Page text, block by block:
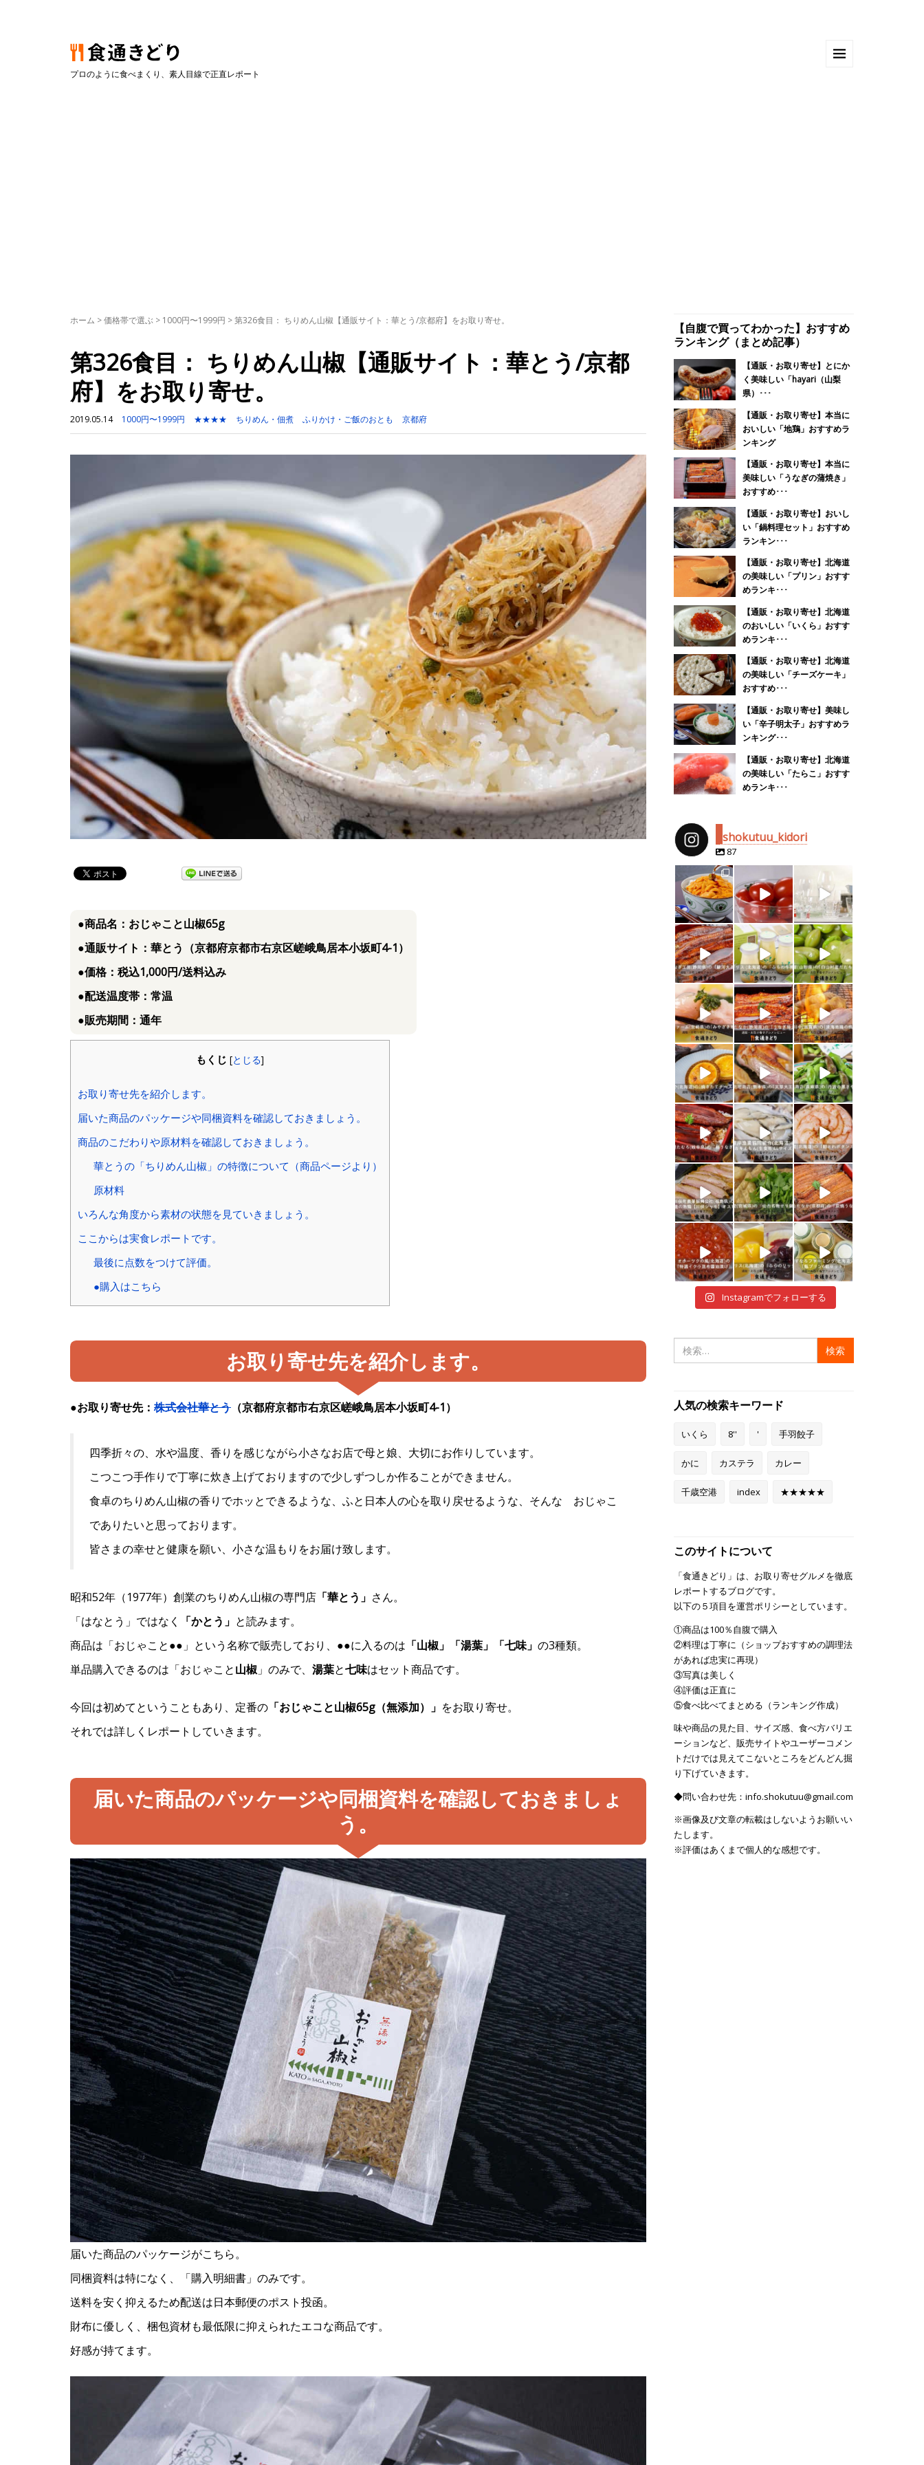
プロのように食べまくり、素人目線で正直レポート
ホーム >価格帯で選ぶ > 1000円〜1999円 >第326食目： ちりめん山椒【通販サイト：華とう/京都府】をお取り寄せ。
第326食目： ちりめん山椒【通販サイト：華とう/京都
府】をお取り寄せ。
2019.05.14 1000円〜1999円 ★★★★ ちりめん・佃煮 ふりかけ・ご飯のおとも 京都府
●商品名：おじゃこと山椒65g
●通販サイト：華とう（京都府京都市右京区嵯峨鳥居本小坂町4-1）
●価格：税込1,000円/送料込み
●配送温度帯：常温
●販売期間：通年
もくじ [とじる]
お取り寄せ先を紹介します。
届いた商品のパッケージや同梱資料を確認しておきましょう。
商品のこだわりや原材料を確認しておきましょう。
華とうの「ちりめん山椒」の特徴について（商品ページより）
原材料
いろんな角度から素材の状態を見ていきましょう。
ここからは実食レポートです。
最後に点数をつけて評価。
●購入はこちら
お取り寄せ先を紹介します。
●お取り寄せ先： 株式会社華とう （京都府京都市右京区嵯峨鳥居本小坂町4-1）
四季折々の、水や温度、香りを感じながら小さなお店で母と娘、大切にお作りしています。
こつこつ手作りで丁寧に炊き上げておりますので少しずつしか作ることができません。
食卓のちりめん山椒の香りでホッとできるような、ふと日本人の心を取り戻せるような、そんな おじゃこ
でありたいと思っております。
皆さまの幸せと健康を願い、小さな温もりをお届け致します。
昭和52年（1977年）創業のちりめん山椒の専門店 「華とう」 さん。
「はなとう」ではなく
「かとう」 と読みます。
商品は「おじゃこと●●」という名称で販売しており、●●に入るのは 「山椒」「湯葉」「七味」 の3種類。
単品購入できるのは「おじゃこと山椒 」のみで、 湯葉と七味はセット商品です。
今回は初めてということもあり、定番の 「おじゃこと山椒65g（無添加）」 をお取り寄せ。
それでは詳しくレポートしていきます。
届いた商品のパッケージや同梱資料を確認しておきましょ
う。
届いた商品のパッケージがこちら。
同梱資料は特になく、「購入明細書」のみです。
送料を安く抑えるため配送は日本郵便のポスト投函。
財布に優しく、梱包資材も最低限に抑えられたエコな商品です。
好感が持てます。
【自腹で買ってわかった】おすすめ
ランキング（まとめ記事）
【通販・お取り寄せ】とにか
く美味しい「hayari（山梨
県）･･･
【通販・お取り寄せ】本当に
おいしい「地鶏」おすすめラ
ンキング
【通販・お取り寄せ】本当に
美味しい「うなぎの蒲焼き」
おすすめ･･･
【通販・お取り寄せ】おいし
い「鍋料理セット」おすすめ
ランキン･･･
【通販・お取り寄せ】北海道
の美味しい「プリン」おすす
めランキ･･･
【通販・お取り寄せ】北海道
のおいしい「いくら」おすす
めランキ･･･
【通販・お取り寄せ】北海道
の美味しい「チーズケーキ」
おすすめ･･･
【通販・お取り寄せ】美味し
い「辛子明太子」おすすめラ
ンキング･･･
【通販・お取り寄せ】北海道
の美味しい「たらこ」おすす
めランキ･･･
shokutuu_kidori
87
shokutuu_kidor
i
4月 25
i
2月 14
2月 13
shokutuu_kidor
i
1月 26
shokutuu_kidor
i
1月 24
shokutuu_kidor
i
1月 23
shokutuu_kidor
i
1月 21
shokutuu_kidor
i
1月 19
shokutuu_kidor
i
1月 18
shokutuu_kidor
i
1月 17
shokutuu_kidor
i
1月 16
shokutuu_kidor
i
1月 15
shokutuu_kidor
i
1月 10
shokutuu_kidor
i
1月 9
shokutuu_kidor
i
1月 8
shokutuu_kidor
i
1月 7
shokutuu_kidor
i
1月 5
shokutuu_kidor
i
12月 30
shokutuu_kidor
i
12月 29
shokutuu_kidor
i
12月 28
shokutuu_kidor
i
12月 28
Instagramでフォローする
索:
人気の検索キーワード
いくら 8'' ' 手羽餃子
かに カステラ カレー
千歳空港 index ★★★★★
このサイトについて
「食通きどり」は、お取り寄せグルメを徹底
レポートするブログです。
以下の５項目を運営ポリシーとしています。
①商品は100％自腹で購入
②料理は丁寧に（ショップおすすめの調理法
があれば忠実に再現）
③写真は美しく
④評価は正直に
⑤食べ比べてまとめる（ランキング作成）
味や商品の見た目、サイズ感、食べ方バリエ
ーションなど、販売サイトやユーザーコメン
トだけでは見えてこないところをどんどん掘
り下げていきます。
◆問い合わせ先：info.shokutuu@gmail.com
※画像及び文章の転載はしないようお願いい
たします。
※評価はあくまで個人的な感想です。